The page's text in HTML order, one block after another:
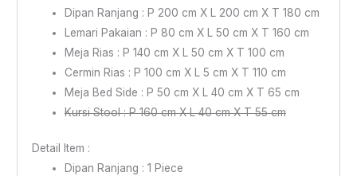
Dipan Ranjang : P 200 cm X L 200 cm X T 180 cm
Lemari Pakaian : P 80 cm X L 50 cm X T 160 cm
Meja Rias : P 140 cm X L 50 cm X T 100 cm
Cermin Rias : P 100 cm X L 5 cm X T 110 cm
Meja Bed Side : P 50 cm X L 40 cm X T 65 cm
Kursi Stool : P 160 cm X L 40 cm X T 55 cm
Detail Item :
Dipan Ranjang : 1 Piece